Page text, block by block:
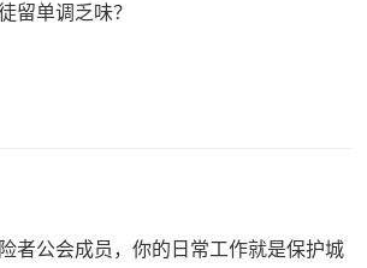
留单调乏味？
者公会成员，你的日常工作就是保护城